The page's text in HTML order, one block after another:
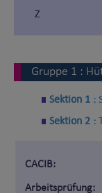
Z
Gruppe 1 :
Sektion 1 :
Sektion 2 :
CACIB:
Arbeitsprüfung: